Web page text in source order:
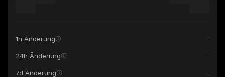
1h Änderung
24h Änderung
7d Änderung